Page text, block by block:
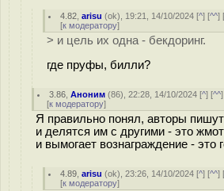
4.82 ,arisu (ok), 19:21, 14/10/2024 [^] [^^]
[к модератору]
> и цель их одна - бекдоринг.
где пруфы, билли?
3.86 ,Аноним (86), 22:28, 14/10/2024 [^] [^^
[к модератору]
Я правильно понял, авторы
и делятся им с другими - это
и вымогает вознаграждение - это
4.89 ,arisu (ok), 23:26, 14/10/2024 [^] [^^]
[к модератору]